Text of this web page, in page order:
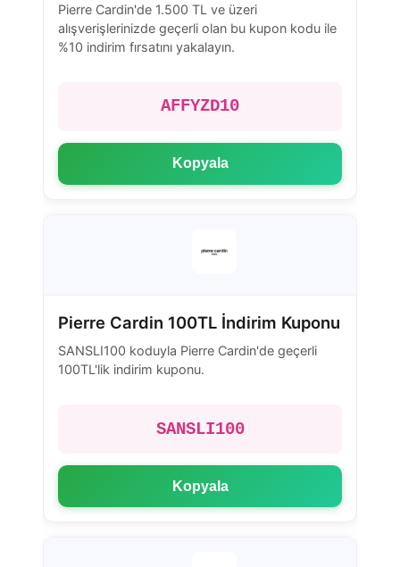
Pierre Cardin'de 1.500 TL ve üzeri
alışverişlerinizde geçerli olan bu kupon kodu ile
%10 indirim fırsatını yakalayın.
AFFYZD10
Kopyala
Pierre Cardin 100TL İndirim Kuponu
SANSLI100 koduyla Pierre Cardin'de geçerli
100TL'lik indirim kuponu.
SANSLI100
Kopyala